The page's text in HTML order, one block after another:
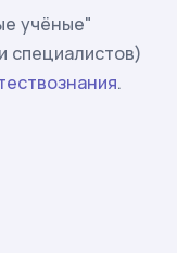
учёные"
специалистов)
.